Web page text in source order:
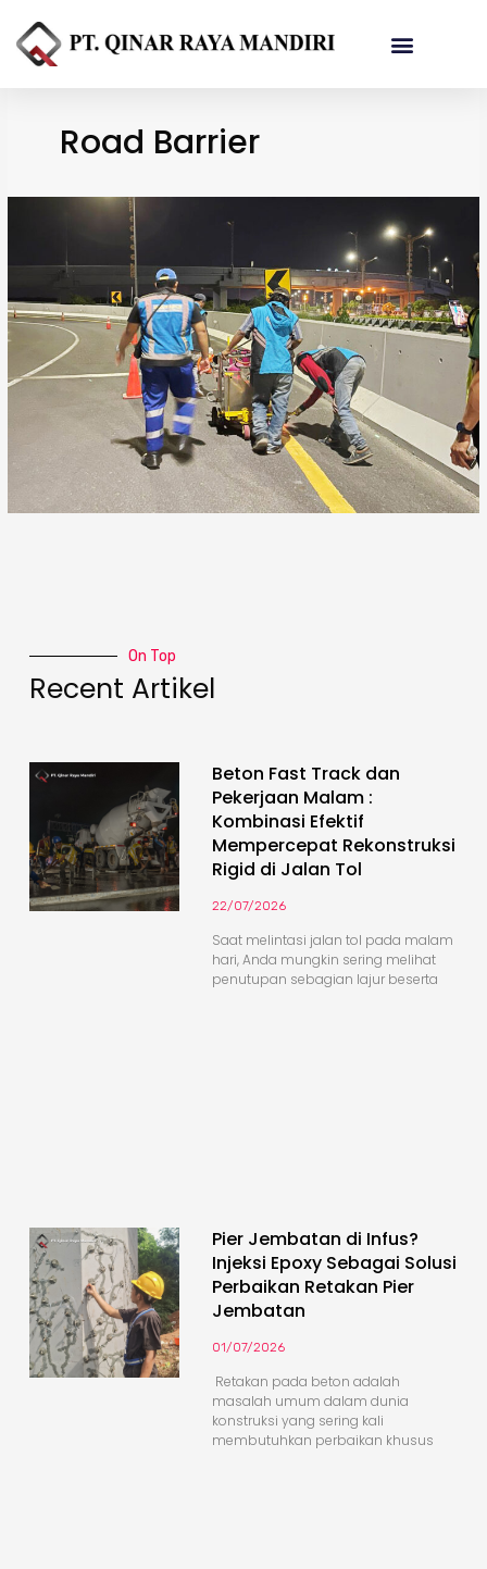
Road Barrier
On Top
Recent Artikel
Beton Fast Track dan
Pekerjaan Malam :
Kombinasi Efektif
Mempercepat Rekonstruksi
Rigid di Jalan Tol
22/07/2026
Saat melintasi jalan tol pada malam
hari, Anda mungkin sering melihat
penutupan sebagian lajur beserta
Pier Jembatan di Infus?
Injeksi Epoxy Sebagai Solusi
Perbaikan Retakan Pier
Jembatan
01/07/2026
Retakan pada beton adalah
masalah umum dalam dunia
konstruksi yang sering kali
membutuhkan perbaikan khusus